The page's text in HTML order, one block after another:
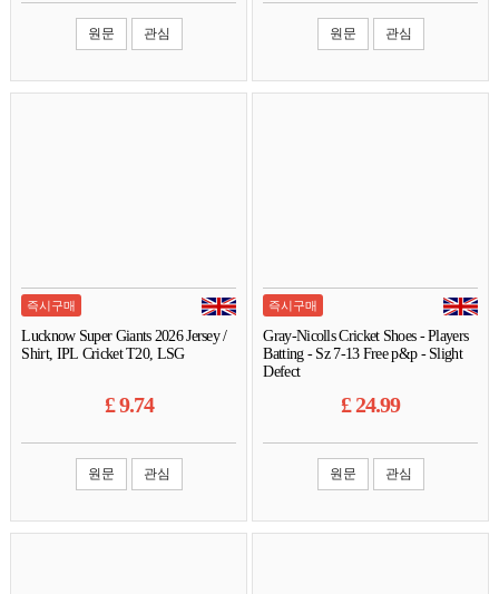
원문 관심 원문 관심
즉시구매
Lucknow Super Giants 2026 Jersey /
Shirt, IPL Cricket T20, LSG
£9.74
원문 관심
즉시구매
Gray-Nicolls Cricket Shoes - Players
Batting - Sz 7-13 Free p&p - Slight
Defect
£24.99
원문 관심